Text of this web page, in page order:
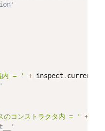
内 = ' + inspect .
のコンストラクタ内 = ' +